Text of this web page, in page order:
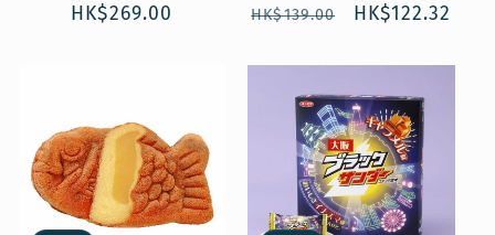
定
HK$269.00
定
HK$139.00
售
HK$122.32